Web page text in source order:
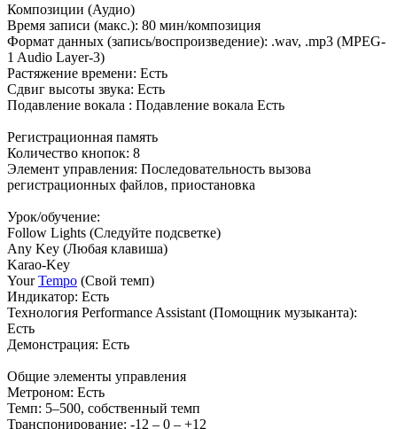
Композиции (Аудио)
Время записи (макс.): 80 мин/композиция
Формат данных (запись/воспроизведение): .wav, .mp3 (MPEG-
1 Audio Layer-3)
Растяжение времени: Есть
Сдвиг высоты звука: Есть
Подавление вокала : Подавление вокала Есть
Регистрационная память
Количество кнопок: 8
Элемент управления: Последовательность вызова
регистрационных файлов, приостановка
Урок/обучение:
Follow Lights (Следуйте подсветке)
Any Key (Любая клавиша)
Karao-Key
YourTempo (Свой темп)
Индикатор: Есть
Технология Performance Assistant (Помощник музыканта):
Есть
Демонстрация: Есть
Общие элементы управления
Метроном: Есть
Темп: 5–500, собственный темп
Транспонирование: -12 – 0 – +12